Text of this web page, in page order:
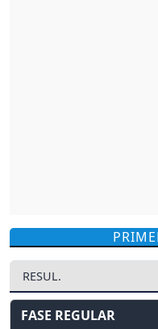
RESUL.
FASE REGULAR